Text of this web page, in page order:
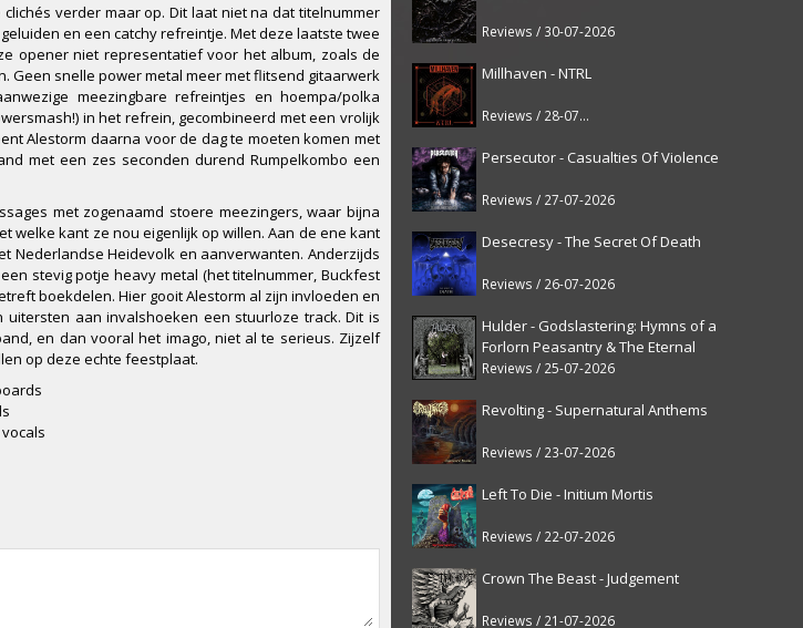
Reviews / 30-07-2026
Millhaven - NTRL
Reviews / 28-07-2026
Persecutor - Casualties Of Violence
Reviews / 27-07-2026
Desecresy - The Secret Of Death
Reviews / 26-07-2026
Hulder - Godslastering: Hymns of a
Forlorn Peasantry & The Eternal
Fanfare [reissue]
Reviews / 25-07-2026
Revolting - Supernatural Anthems
Reviews / 23-07-2026
Left To Die - Initium Mortis
Reviews / 22-07-2026
Crown The Beast - Judgement
Reviews / 21-07-2026
verder maar op. Dit laat niet na dat titelnummer
en een catchy refreintje. Met deze laatste twee
opener niet representatief voor het album, zoals de
Geen snelle power metal meer met flitsend gitaarwerk
meezingbare refreintjes en hoempa/polka
in het refrein, gecombineerd met een vrolijk
Alestorm daarna voor de dag te moeten komen met
met een zes seconden durend Rumpelkombo een
met zogenaamd stoere meezingers, waar bijna
welke kant ze nou eigenlijk op willen. Aan de ene kant
Nederlandse Heidevolk en aanverwanten. Anderzijds
stevig potje heavy metal (het titelnummer, Buckfest
boekdelen. Hier gooit Alestorm al zijn invloeden en
aan invalshoeken een stuurloze track. Dit is
en dan vooral het imago, niet al te serieus. Zijzelf
op deze echte feestplaat.